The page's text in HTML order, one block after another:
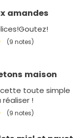
amandes
(9 notes)
maison
toute simple
!
(9 notes)